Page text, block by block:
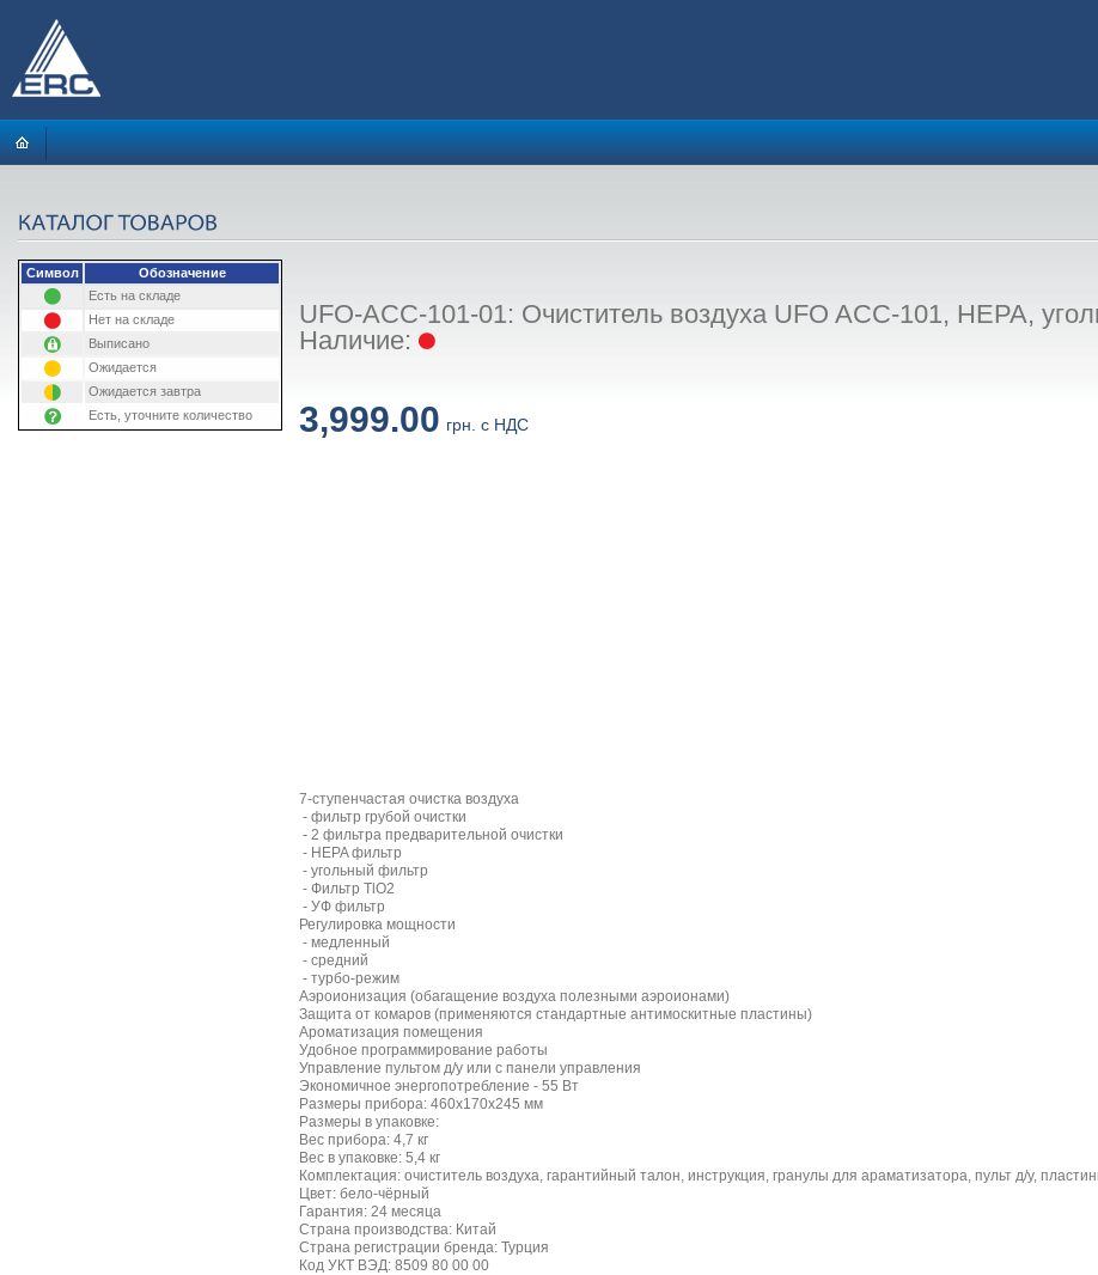
Символ
Обозначение
Есть на складе
Нет на складе
Выписано
Ожидается
Ожидается завтра
Есть, уточните количество
UFO-ACC-101-01: Очиститель воздуха UFO ACC-101, HEPA,
Наличие:
3,999.00 грн. с НДС
7-ступенчастая очистка воздуха
- фильтр грубой очистки
- 2 фильтра предварительной очистки
- HEPA фильтр
- угольный фильтр
- Фильтр TlO2
- УФ фильтр
Регулировка мощности
- медленный
- средний
- турбо-режим
Аэроионизация (обагащение воздуха полезными аэроионами)
Защита от комаров (применяются стандартные антимоскитные пластины)
Ароматизация помещения
Удобное программирование работы
Управление пультом д/у или с панели управления
Экономичное энергопотребление - 55 Вт
Размеры прибора: 460х170х245 мм
Размеры в упаковке:
Вес прибора: 4,7 кг
Вес в упаковке: 5,4 кг
Комплектация: очиститель воздуха, гарантийный талон, инструкция, гранулы для араматизатора, пульт д/у,
Цвет: бело-чёрный
Гарантия: 24 месяца
Страна производства: Китай
Страна регистрации бренда: Турция
Код УКТ ВЭД: 8509 80 00 00